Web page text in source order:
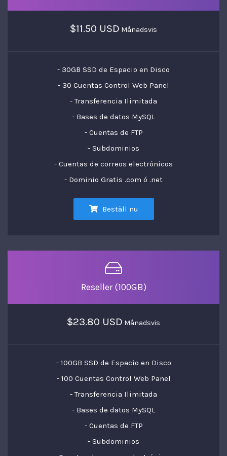
$11.50 USD Månadsvis
- 30GB SSD de Espacio en Disco
- 30 Cuentas Control Web Panel
- Transferencia Ilimitada
- Bases de datos MySQL
- Cuentas de FTP
- Subdominios
- Cuentas de correos electrónicos
- Dominio Gratis .com ó .net
Beställ nu
Reseller (100GB)
$23.80 USD Månadsvis
- 100GB SSD de Espacio en Disco
- 100 Cuentas Control Web Panel
- Transferencia Ilimitada
- Bases de datos MySQL
- Cuentas de FTP
- Subdominios